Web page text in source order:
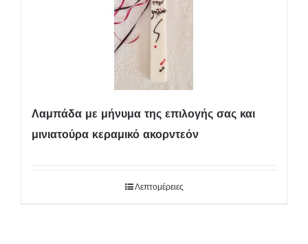
Λαμπάδα με μήνυμα της επιλογής σας και
μινιατούρα κεραμικό ακορντεόν
Λεπτομέρειες